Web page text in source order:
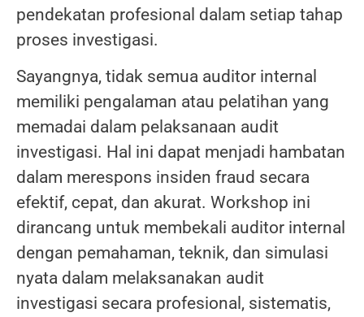
pendekatan profesional dalam setiap tahap
proses investigasi.
Sayangnya, tidak semua auditor internal
memiliki pengalaman atau pelatihan yang
memadai dalam pelaksanaan audit
investigasi. Hal ini dapat menjadi hambatan
dalam merespons insiden fraud secara
efektif, cepat, dan akurat. Workshop ini
dirancang untuk membekali auditor internal
dengan pemahaman, teknik, dan simulasi
nyata dalam melaksanakan audit
investigasi secara profesional, sistematis,